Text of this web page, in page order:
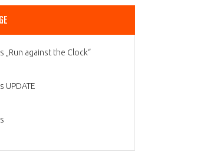
„Run against the Clock“
UPDATE